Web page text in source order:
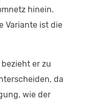
hinein.
Variante ist die
er zu
da
wie der